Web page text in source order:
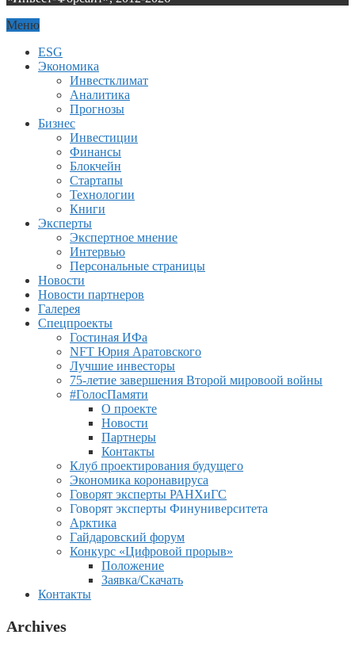
Меню
ESG
Экономика
Инвестклимат
Аналитика
Прогнозы
Бизнес
Инвестиции
Финансы
Блокчейн
Стартапы
Технологии
Книги
Эксперты
Экспертное мнение
Интервью
Персональные страницы
Новости
Новости партнеров
Галерея
Спецпроекты
Гостиная ИФа
NFT Юрия Аратовского
Лучшие инвесторы
75-летие завершения Второй мировоой войны
#ГолосПамяти
О проекте
Новости
Партнеры
Контакты
Клуб проектирования будущего
Экономика коронавируса
Говорят эксперты РАНХиГС
Говорят эксперты Финуниверситета
Арктика
Гайдаровский форум
Конкурс «Цифровой прорыв»
Положение
Заявка/Скачать
Контакты
Archives